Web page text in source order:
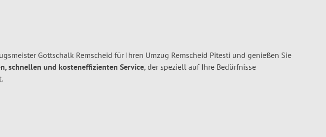
Gottschalk Remscheid für Ihren Umzug Remscheid Pitesti und genießen Sie
schnellen und kosteneffizienten Service, der speziell auf Ihre Bedürfnisse